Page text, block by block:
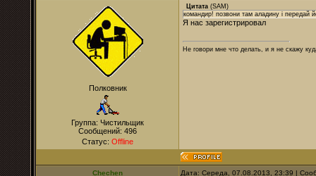
Полковник
Группа: Чистильщик
Сообщений: 496
Статус: Offline
Цитата (SAM )
командир! позвони там аладину і передай
Я нас зарегистрировал
Не говори мне что делать, и я не скажу
Chechen Дата: Середа, 07.08.2013, 23:39 |